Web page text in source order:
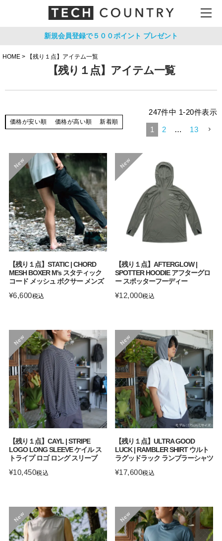
新規会員登録で５００ポイント プレゼント
HOME 【残り１点】アイテム一覧
【残り１点】アイテム一覧
価格が安い順 価格が高い順 新着順
247件中 1-20件表示
1 2 … 13
【残り１点】STATIC | CHORD
MESH BOXER M's スタティック
コード メッシュ ボクサー メンズ
¥6,600税込
【残り１点】AFTERGLOW |
SPOTTER HOODIE アフターグロ
ー スポッターフーディー
¥12,000税込
【残り１点】CAYL | STRIPE
LOGO LONG SLEEVE ケイル ス
トライプ ロゴ ロング スリーブ
¥10,450税込
【残り１点】ULTRA GOOD
LUCK | RAMBLER SHIRT ウルト
ラグッドラック ランブラーシャツ
¥17,600税込